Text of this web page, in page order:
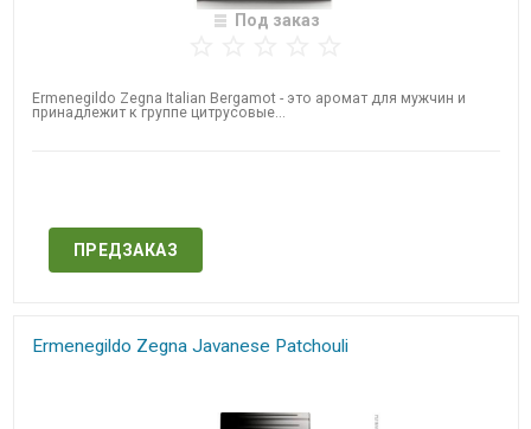
Под заказ
Ermenegildo Zegna​ Italian Bergamot - это аромат для мужчин и
принадлежит к группе цитрусовые...
ПРЕДЗАКАЗ
Ermenegildo Zegna​ Javanese Patchouli